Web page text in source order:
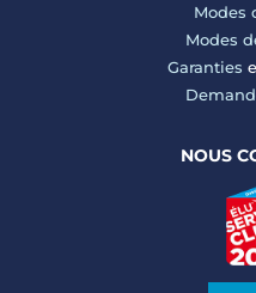
Modes
Modes
Garanties
NOUS